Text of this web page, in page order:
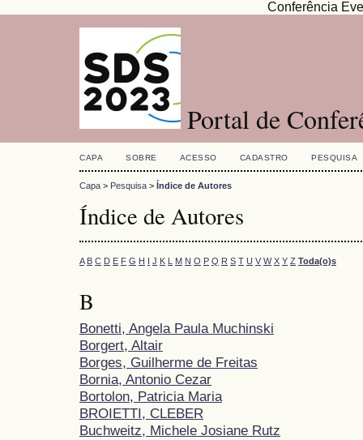
Conferência
Portal de
CAPA SOBRE ACESSO CADASTRO PESQUISA
Capa > Pesquisa > Índice de Autores
Índice de Autores
A B C D E F G H I J K L M N O P Q R S T U V W X Y Z Toda(o)s
B
Bonetti, Angela Paula Muchinski
Borgert, Altair
Borges, Guilherme de Freitas
Bornia, Antonio Cezar
Bortolon, Patricia Maria
BROIETTI, CLEBER
Buchweitz, Michele Josiane Rutz